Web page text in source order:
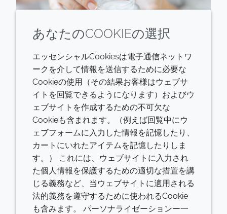
研究を経て、NiTechが特許を有する連続式振動流バ
ッフル炉技術を用いた新しいプロセスが開発され、当
社の製造拠点の一つで試験が行われました。界面活性
剤を製造するこの革新的で持続可能なソリューション
により、バッチ式から連続式反応への移行が可能にな
り、高い精度で混合し、プラントのフットプリントを
削減することができます。この技術を活用し開発し続
けることで、さらなる持続可能性のメリットが期待さ
れます。
あなたのCOOKIEの選択
エッセンシャルCookiesは電子通信ネットワ
ークを介して情報を送信するために必要な
Cookieの使用（その結果お客様はウェブサ
イトを回覧できるようになります）およびウ
ェブサイトを作成するための不可欠な
Cookieも含まれます。（例えば回覧中にウ
ェブフォームに入力した情報を記憶したり、
カートにいれたアイテムを記憶したりしま
す。） これには、ウェブサイトに入力され
た個人情報を保護するための適切な措置を講
じる義務など、当ウェブサイトに適用される
法的義務を遵守するために使われるCookie
も含みます。 パーソナライゼーションー一